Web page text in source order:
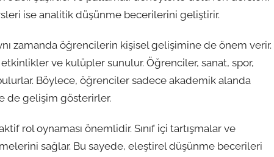
ise analitik düşünme becerilerini geliştirir.
zamanda öğrencilerin kişisel gelişimine de önem verir.
ve kulüpler sunulur. Öğrenciler, sanat, spor,
Böylece, öğrenciler sadece akademik alanda
de gelişim gösterirler.
rol oynaması önemlidir. Sınıf içi tartışmalar ve
sağlar. Bu sayede, eleştirel düşünme becerileri